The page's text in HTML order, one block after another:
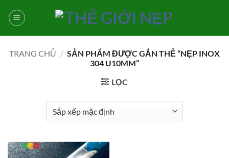
qua
TRANG CHỦ / SẢN PHẨM ĐƯỢC GẮN THẺ “NẸP INOX
304 U10MM”
LỌC